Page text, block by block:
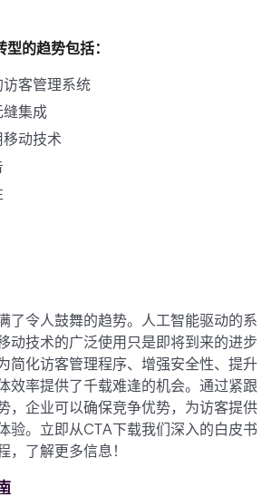
的趋势包括：
客管理系统
缝集成
动技术
了令人鼓舞的趋势。人工智能驱动的系
动技术的广泛使用只是即将到来的进步
简化访客管理程序、增强安全性、提升
效率提供了千载难逢的机会。通过紧跟
，企业可以确保竞争优势，为访客提供
验。立即从CTA下载我们深入的白皮书
，了解更多信息！